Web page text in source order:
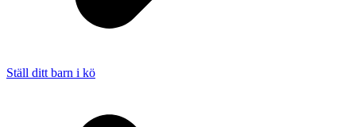
Ställ ditt barn i kö